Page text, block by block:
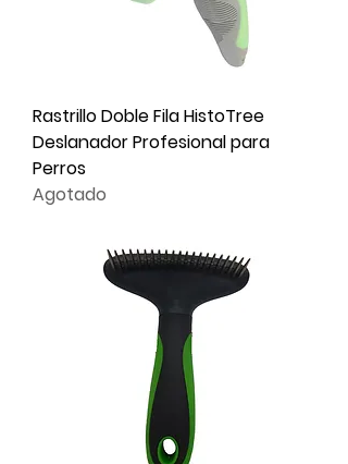
Rastrillo Doble Fila HistoTree
Deslanador Profesional para
Perros
Agotado